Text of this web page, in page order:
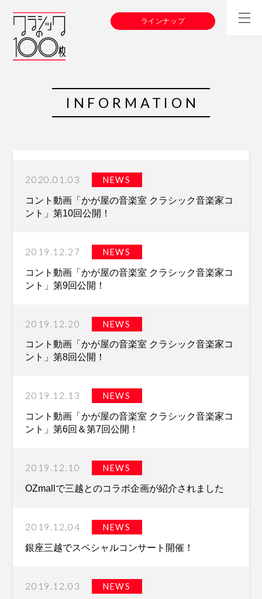
ラインナップ
INFORMATION
2020.01.03 NEWS
コント動画「かが屋の音楽室 クラシック音楽家コ
ント」第10回公開！
2019.12.27 NEWS
コント動画「かが屋の音楽室 クラシック音楽家コ
ント」第9回公開！
2019.12.20 NEWS
コント動画「かが屋の音楽室 クラシック音楽家コ
ント」第8回公開！
2019.12.13 NEWS
コント動画「かが屋の音楽室 クラシック音楽家コ
ント」第6回＆第7回公開！
2019.12.10 NEWS
OZmallで三越とのコラボ企画が紹介されました
2019.12.04 NEWS
銀座三越でスペシャルコンサート開催！
2019.12.03 NEWS